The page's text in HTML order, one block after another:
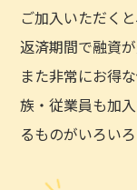
ご加入いただく
返済期間で融資が
また非常にお得
族・従業員も加
るものがいろいろ